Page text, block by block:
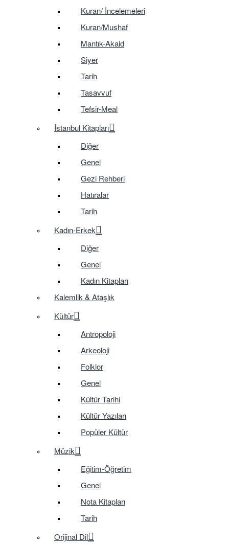
Kuran/ İncelemeleri
Kuran/Mushaf
Mantık-Akaid
Siyer
Tarih
Tasavvuf
Tefsir-Meal
İstanbul Kitapları
Diğer
Genel
Gezi Rehberi
Hatıralar
Tarih
Kadın-Erkek
Diğer
Genel
Kadın Kitapları
Kalemlik & Ataşlık
Kültür
Antropoloji
Arkeoloji
Folklor
Genel
Kültür Tarihi
Kültür Yazıları
Popüler Kültür
Müzik
Eğitim-Öğretim
Genel
Nota Kitapları
Tarih
Orijinal Dil